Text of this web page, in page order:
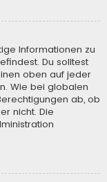
Informationen zu
Du solltest
oben auf jeder
Wie bei globalen
ab, ob
nicht. Die